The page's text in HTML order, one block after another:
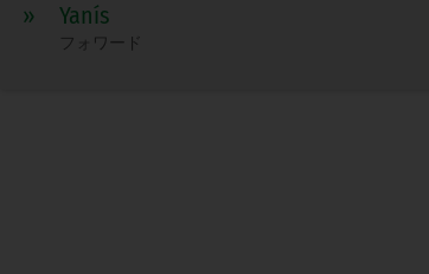
» Yanís
フォワード